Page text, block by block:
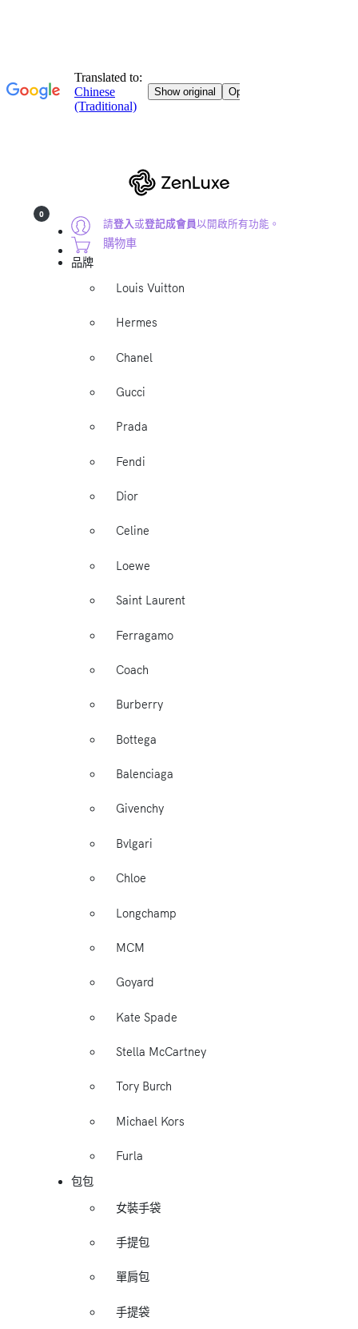
請登入或登記成會員以開啟所有功能。
0
購物車
品牌
Louis Vuitton
Hermes
Chanel
Gucci
Prada
Fendi
Dior
Celine
Loewe
Saint Laurent
Ferragamo
Coach
Burberry
Bottega
Balenciaga
Givenchy
Bvlgari
Chloe
Longchamp
MCM
Goyard
Kate Spade
Stella McCartney
Tory Burch
Michael Kors
Furla
包包
女裝手袋
手提包
單肩包
手提袋